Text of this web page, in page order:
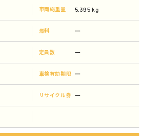
車両総重量 5,395 kg
燃料 ー
定員数 ー
車検有効期限 ー
リサイクル券 ー